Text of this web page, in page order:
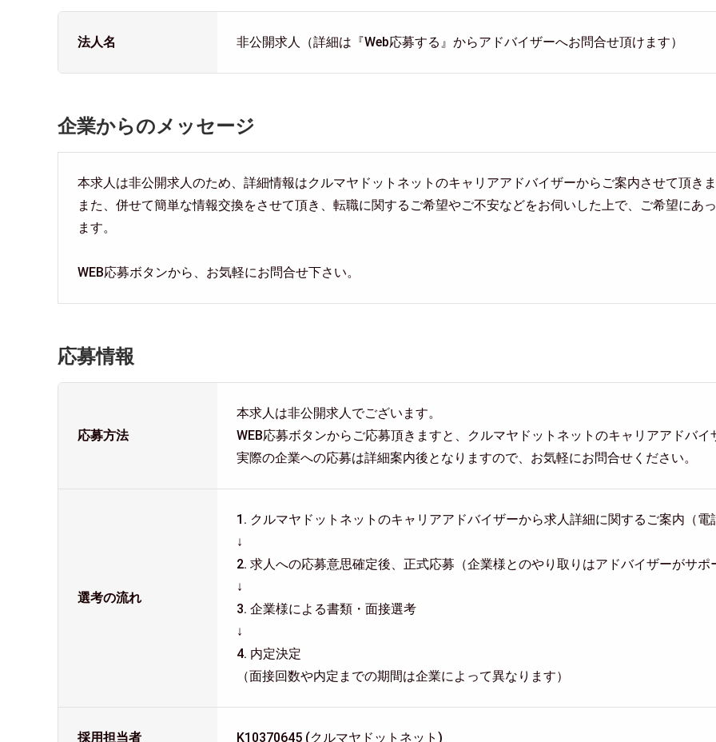
法人名 非公開求人（詳細は『Web応募する』からアドバイザーへお問合せ頂けます）
企業からのメッセージ
本求人は非公開求人のため、詳細情報はクルマヤドットネットのキャリアアドバイザーからご案内させて頂き
また、併せて簡単な情報交換をさせて頂き、転職に関するご希望やご不安などをお伺いした上で、ご希望にあ
ます。
WEB応募ボタンから、お気軽にお問合せ下さい。
応募情報
応募方法
本求人は非公開求人でございます。
WEB応募ボタンからご応募頂きますと、クルマヤドットネットのキャリアアドバ
実際の企業への応募は詳細案内後となりますので、お気軽にお問合せください。
選考の流れ
1. クルマヤドットネットのキャリアアドバイザーから求人詳細に関するご案内（
↓
2. 求人への応募意思確定後、正式応募（企業様とのやり取りはアドバイザーがサポ
↓
3. 企業様による書類・面接選考
↓
4. 内定決定
（面接回数や内定までの期間は企業によって異なります）
採用担当者 K10370645 (クルマヤドットネット)